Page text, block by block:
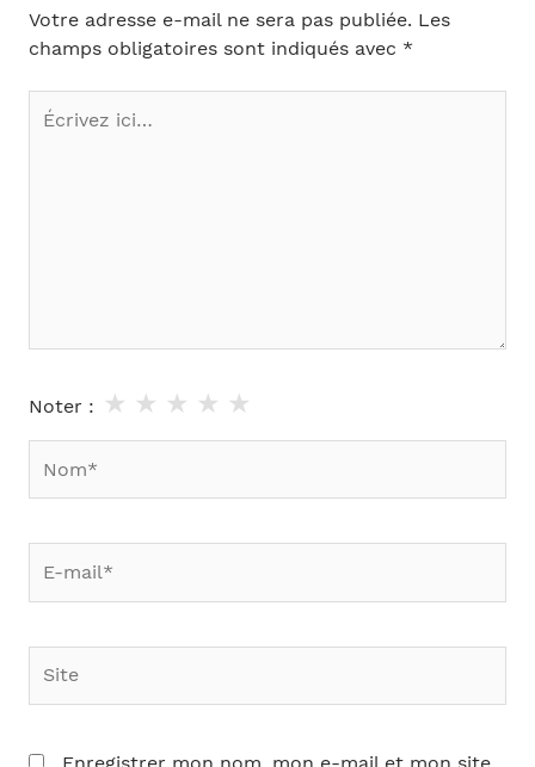
Votre adresse e-mail ne sera pas publiée. Les
champs obligatoires sont indiqués avec *
Écrivez
ici…
Noter : ★
★
★
★
★
mail*